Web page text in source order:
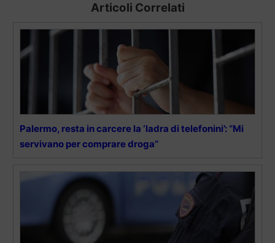
Articoli Correlati
Palermo, resta in carcere la ‘ladra di telefonini’: “Mi
servivano per comprare droga”